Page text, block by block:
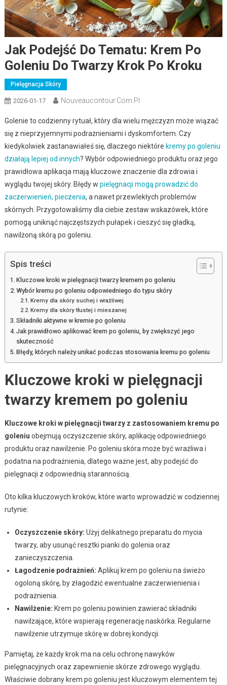
Jak Podejść Do Tematu: Krem Po
Goleniu Do Twarzy Krok Po Kroku
Pielęgnacja Skóry
2026-01-17 Nouveaucontour.com.pl
Golenie to codzienny rytuał, który dla wielu mężczyzn może wiązać
się z nieprzyjemnymi podrażnieniami i dyskomfortem. Czy
kiedykolwiek zastanawiałeś się, dlaczego niektóre kremy po goleniu
działają lepiej od innych? Wybór odpowiedniego produktu oraz jego
prawidłowa aplikacja mają kluczowe znaczenie dla zdrowia i
wyglądu twojej skóry. Błędy w pielęgnacji mogą prowadzić do
zaczerwienień, pieczenia, a nawet przewlekłych problemów
skórnych. Przygotowaliśmy dla ciebie zestaw wskazówek, które
pomogą uniknąć najczęstszych pułapek i cieszyć się gładką,
nawilżoną skórą po goleniu.
Spis treści
Kluczowe kroki w pielęgnacji twarzy kremem po goleniu
Wybór kremu po goleniu odpowiedniego do typu skóry
Kremy dla skóry suchej i wrażliwej
Kremy dla skóry tłustej i mieszanej
Składniki aktywne w kremie po goleniu
Jak prawidłowo aplikować krem po goleniu, by zwiększyć jego
skuteczność
Błędy, których należy unikać podczas stosowania kremu po goleniu
Kluczowe kroki w pielęgnacji
twarzy kremem po goleniu
Kluczowe kroki w pielęgnacji twarzy z zastosowaniem kremu po
goleniu obejmują oczyszczenie skóry, aplikację odpowiedniego
produktu oraz nawilżenie. Po goleniu skóra może być wrażliwa i
podatna na podrażnienia, dlatego ważne jest, aby podejść do
pielęgnacji z odpowiednią starannością.
Oto kilka kluczowych kroków, które warto wprowadzić w codziennej
rutynie:
Oczyszczenie skóry: Użyj delikatnego preparatu do mycia
twarzy, aby usunąć resztki pianki do golenia oraz
zanieczyszczenia.
Łagodzenie podrażnień: Aplikuj krem po goleniu na świeżo
ogoloną skórę, by złagodzić ewentualne zaczerwienienia i
podrażnienia.
Nawilżenie: Krem po goleniu powinien zawierać składniki
nawilżające, które wspierają regenerację naskórka. Regularne
nawilżenie utrzymuje skórę w dobrej kondycji.
Pamiętaj, że każdy krok ma na celu ochronę nawyków
pielęgnacyjnych oraz zapewnienie skórze zdrowego wyglądu.
Właściwie dobrany krem po goleniu jest kluczowym elementem tej